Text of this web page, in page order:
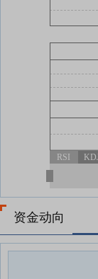
RSI
资金动向